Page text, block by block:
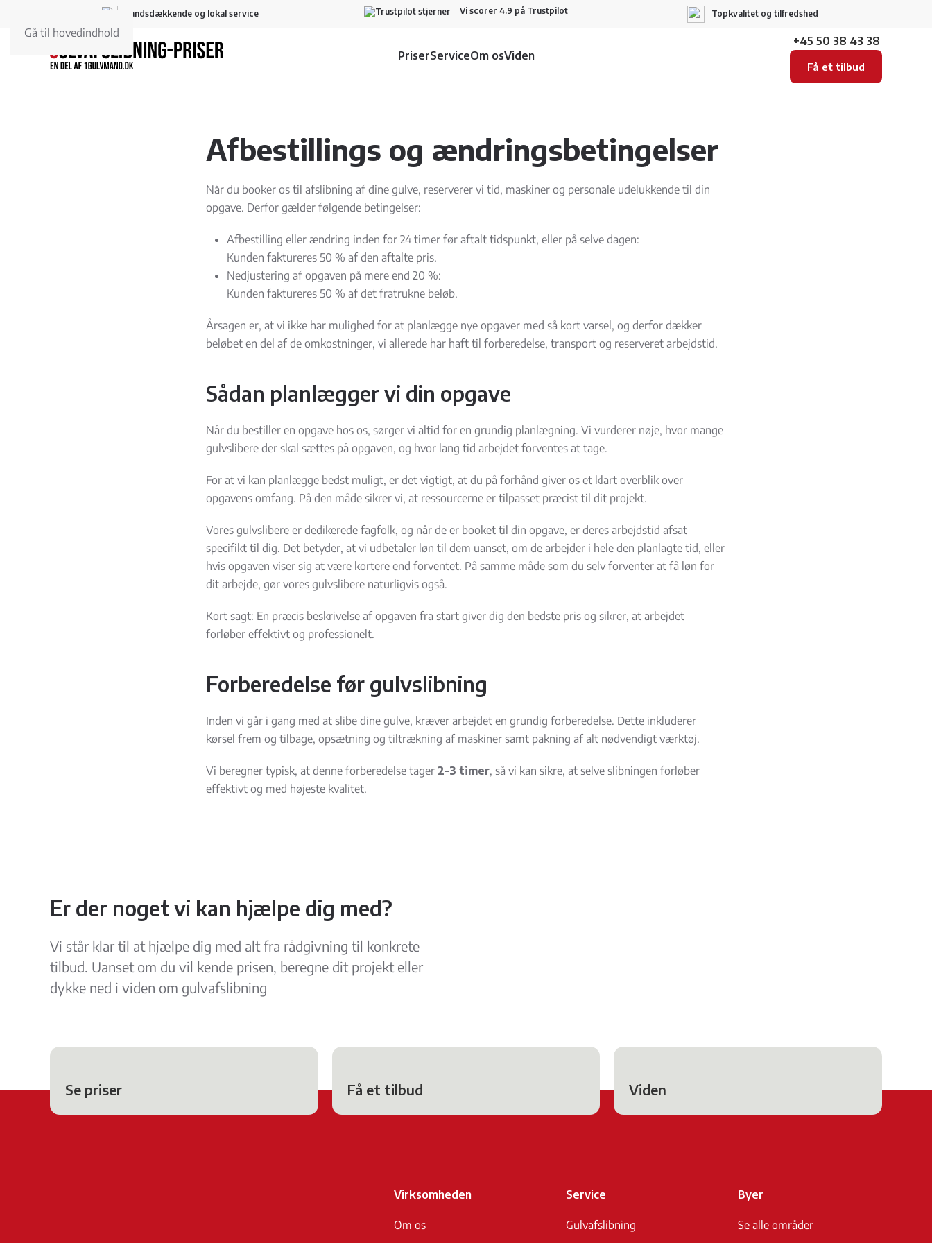
Gå til hovedindhold
PriserServiceOm osViden
+45 50 38 43 38
Få et tilbud
Landsdækkende og lokal service Vi scorer 4.9 på Trustpilot Topkvalitet og tilfredshed
Afbestillings og ændringsbetingelser
Når du booker os til afslibning af dine gulve, reserverer vi tid, maskiner og personale udelukkende til din
opgave. Derfor gælder følgende betingelser:
Afbestilling eller ændring inden for 24 timer før aftalt tidspunkt, eller på selve dagen:
Kunden faktureres 50 % af den aftalte pris.
Nedjustering af opgaven på mere end 20 %:
Kunden faktureres 50 % af det fratrukne beløb.
Årsagen er, at vi ikke har mulighed for at planlægge nye opgaver med så kort varsel, og derfor dækker
beløbet en del af de omkostninger, vi allerede har haft til forberedelse, transport og reserveret arbejdstid.
Sådan planlægger vi din opgave
Når du bestiller en opgave hos os, sørger vi altid for en grundig planlægning. Vi vurderer nøje, hvor mange
gulvslibere der skal sættes på opgaven, og hvor lang tid arbejdet forventes at tage.
For at vi kan planlægge bedst muligt, er det vigtigt, at du på forhånd giver os et klart overblik over
opgavens omfang. På den måde sikrer vi, at ressourcerne er tilpasset præcist til dit projekt.
Vores gulvslibere er dedikerede fagfolk, og når de er booket til din opgave, er deres arbejdstid afsat
specifikt til dig. Det betyder, at vi udbetaler løn til dem uanset, om de arbejder i hele den planlagte tid, eller
hvis opgaven viser sig at være kortere end forventet. På samme måde som du selv forventer at få løn for
dit arbejde, gør vores gulvslibere naturligvis også.
Kort sagt: En præcis beskrivelse af opgaven fra start giver dig den bedste pris og sikrer, at arbejdet
forløber effektivt og professionelt.
Forberedelse før gulvslibning
Inden vi går i gang med at slibe dine gulve, kræver arbejdet en grundig forberedelse. Dette inkluderer
kørsel frem og tilbage, opsætning og tiltrækning af maskiner samt pakning af alt nødvendigt værktøj.
Vi beregner typisk, at denne forberedelse tager 2–3 timer, så vi kan sikre, at selve slibningen forløber
effektivt og med højeste kvalitet.
Er der noget vi kan hjælpe dig med?
Vi står klar til at hjælpe dig med alt fra rådgivning til konkrete
tilbud. Uanset om du vil kende prisen, beregne dit projekt eller
dykke ned i viden om gulvafslibning
Se priser Få et tilbud Viden
Virksomheden
Om os
Service
Gulvafslibning
Byer
Se alle områder